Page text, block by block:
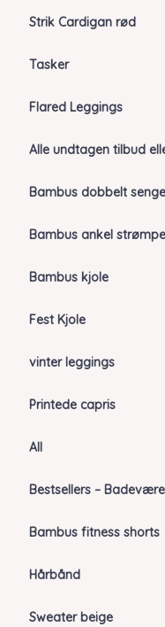
Strik Cardigan rød
Tasker
Flared Leggings
Alle undtagen tilbud
Bambus dobbelt
Bambus ankel
Bambus kjole
Fest Kjole
vinter leggings
Printede capris
All
Bestsellers –
Bambus fitness shorts
Hårbånd
Sweater beige